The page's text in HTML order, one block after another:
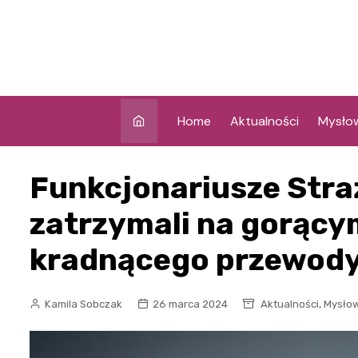
Home Aktualności
Funkcjonariusze
zatrzymali na
kradnącego
Kamila Sobczak 26 marca 2024 Aktualności,